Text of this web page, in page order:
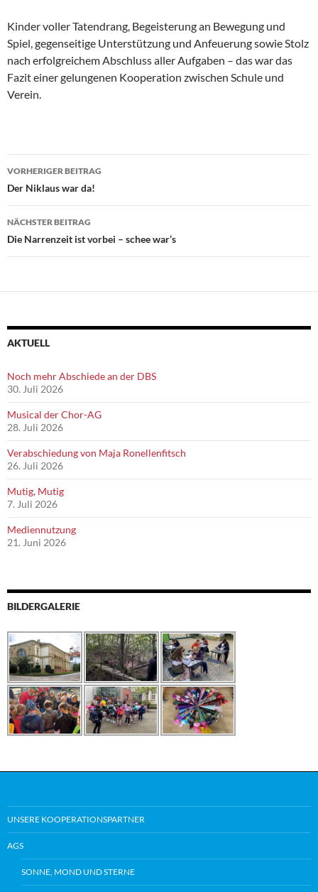
Kinder voller Tatendrang, Begeisterung an Bewegung und
Spiel, gegenseitige Unterstützung und Anfeuerung sowie Stolz
nach erfolgreichem Abschluss aller Aufgaben – das war das
Fazit einer gelungenen Kooperation zwischen Schule und
Verein.
Beitragsnavigation
VORHERIGER BEITRAG
Der Niklaus war da!
NÄCHSTER BEITRAG
Die Narrenzeit ist vorbei – schee war’s
AKTUELL
Noch mehr Abschiede an der DBS
30. Juli 2026
Musical der Chor-AG
28. Juli 2026
Verabschiedung von Maja Ronellenfitsch
26. Juli 2026
Mutig, Mutig
7. Juli 2026
Mediennutzung
21. Juni 2026
BILDERGALERIE
UNSERE KOOPERATIONSPARTNER
AGS
SONNE, MOND UND STERNE